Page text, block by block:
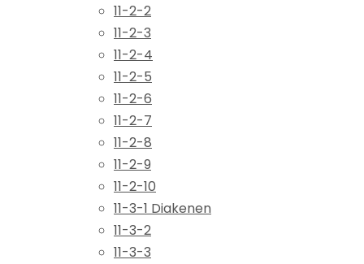
11-2-2
11-2-3
11-2-4
11-2-5
11-2-6
11-2-7
11-2-8
11-2-9
11-2-10
11-3-1 Diakenen
11-3-2
11-3-3